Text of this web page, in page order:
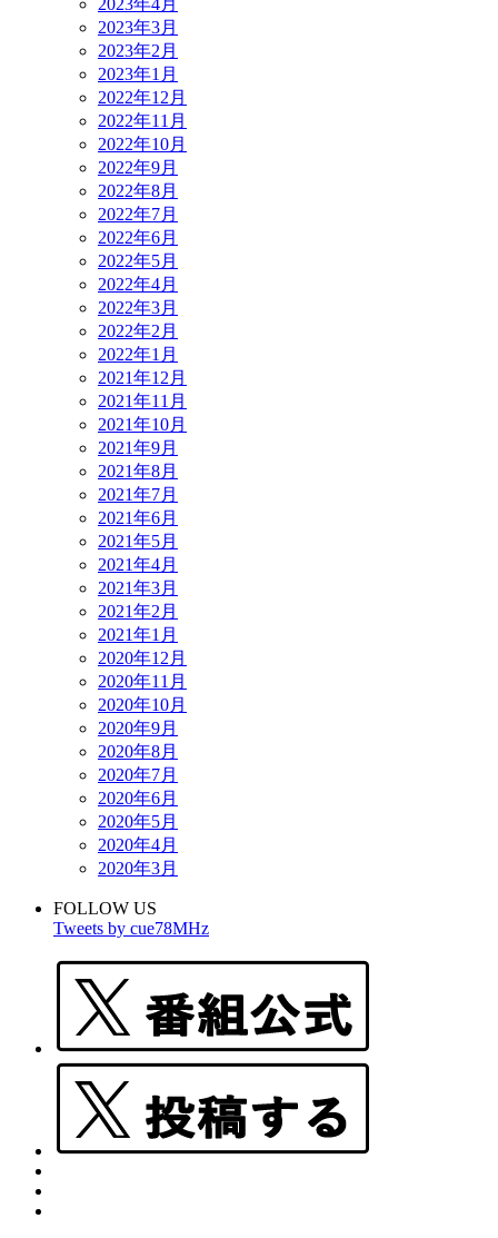
2023年4月
2023年3月
2023年2月
2023年1月
2022年12月
2022年11月
2022年10月
2022年9月
2022年8月
2022年7月
2022年6月
2022年5月
2022年4月
2022年3月
2022年2月
2022年1月
2021年12月
2021年11月
2021年10月
2021年9月
2021年8月
2021年7月
2021年6月
2021年5月
2021年4月
2021年3月
2021年2月
2021年1月
2020年12月
2020年11月
2020年10月
2020年9月
2020年8月
2020年7月
2020年6月
2020年5月
2020年4月
2020年3月
FOLLOW US
Tweets by cue78MHz